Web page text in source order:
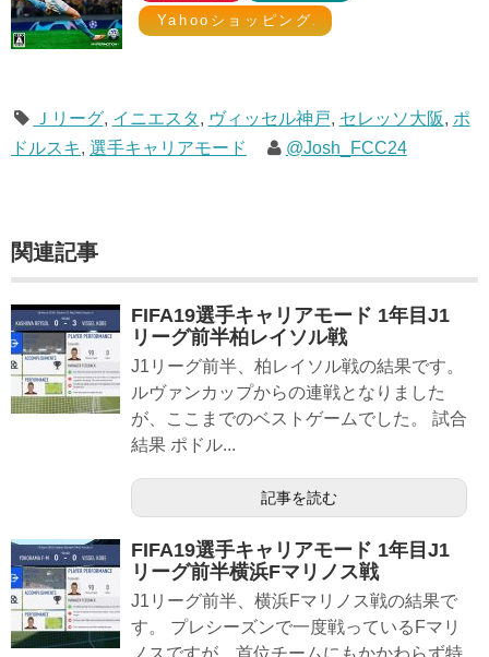
Yahooショッピング
Ｊリーグ, イニエスタ, ヴィッセル神戸, セレッソ大阪, ポ
ドルスキ, 選手キャリアモード @Josh_FCC24
関連記事
FIFA19選手キャリアモード 1年目J1
リーグ前半柏レイソル戦
J1リーグ前半、柏レイソル戦の結果です。
ルヴァンカップからの連戦となりました
が、ここまでのベストゲームでした。 試合
結果 ポドル...
記事を読む
FIFA19選手キャリアモード 1年目J1
リーグ前半横浜Fマリノス戦
J1リーグ前半、横浜Fマリノス戦の結果で
す。 プレシーズンで一度戦っているFマリ